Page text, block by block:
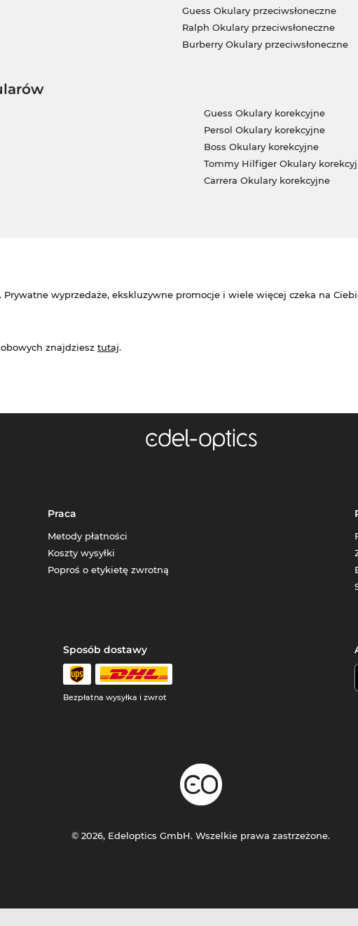
Guess Okulary przeciwsłoneczne
Ralph Okulary przeciwsłoneczne
Burberry Okulary przeciwsłoneczne
Guess Okulary korekcyjne
Persol Okulary korekcyjne
Boss Okulary korekcyjne
Tommy Hilfiger Okulary
Carrera Okulary korekcyjne
wyprzedaże, ekskluzywne promocje i wiele więcej czeka na
znajdziesz tutaj.
Praca
Metody płatności
Koszty wysyłki
Poproś o etykietę zwrotną
Sposób dostawy
Bezpłatna wysyłka i zwrot
© 2026, Edeloptics GmbH. Wszelkie prawa zastrzeżone.